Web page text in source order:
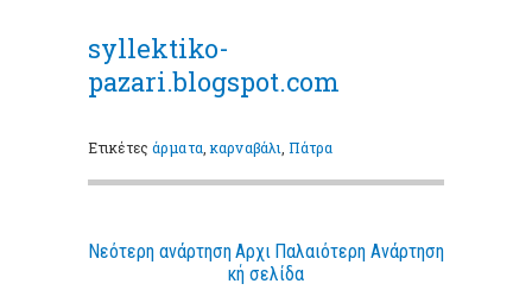
syllektiko-
pazari.blogspot.com
Ετικέτεςάρματα ,καρναβάλι ,Πάτρα
Νεότερη ανάρτηση Παλαιότερη Ανάρτηση
Αρχι
κή σελίδα